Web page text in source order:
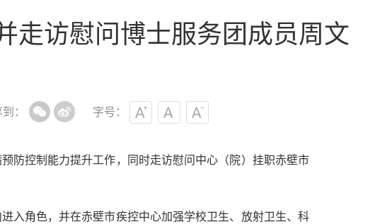
走访慰问博士服务团成员周文
： 字号：
防控制能力提升工作，同时走访慰问中心（院）挂职赤壁市
入角色，并在赤壁市疾控中心加强学校卫生、放射卫生、科